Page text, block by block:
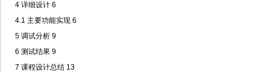
4 详细设计 6
4.1 主要功能实现 6
5 调试分析 9
6 测试结果 9
7 课程设计总结 13